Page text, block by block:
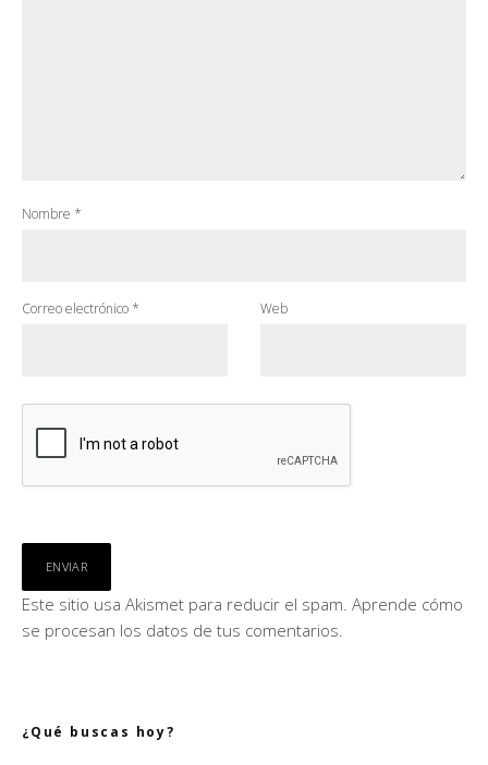
Nombre *
Correo electrónico * Web
Este sitio usa Akismet para reducir el spam. Aprende cómo
se procesan los datos de tus comentarios.
¿Qué buscas hoy?